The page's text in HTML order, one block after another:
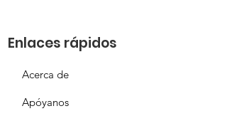
Enlaces rápidos
Acerca de
Apóyanos